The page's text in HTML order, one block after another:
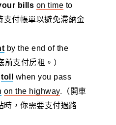
bills on time to
支付帳單以避免滯納金
by the end of the
支付房租。）
toll
when you pass
on the highway.（開車
時，你需要支付過路